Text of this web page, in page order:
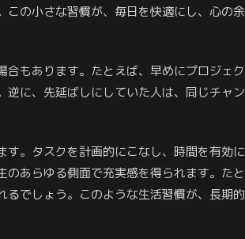
の小さな習慣が、毎日を快適にし、心の余
もあります。たとえば、早めにプロジェク
に、先延ばしにしていた人は、同じチャン
。タスクを計画的にこなし、時間を有効に
あらゆる側面で充実感を得られます。たと
でしょう。このような生活習慣が、長期的